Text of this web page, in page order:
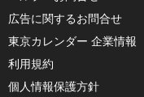
広告に関するお問合せ
東京カレンダー 企業情報
利用規約
個人情報保護方針